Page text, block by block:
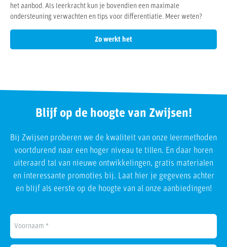
het aanbod. Als leerkracht kun je bovendien een maximale
ondersteuning verwachten en tips voor differentiatie. Meer weten?
Zo werkt het
Blijf op de hoogte van Zwijsen!
Bij Zwijsen proberen we de kwaliteit van onze leermethoden
voortdurend naar een hoger niveau te tillen. En daar horen
uiteraard tal van nieuwe ontwikkelingen, gratis materialen
en interessante promoties bij. Laat hier je gegevens achter
en blijf als eerste op de hoogte van al onze aanbiedingen!